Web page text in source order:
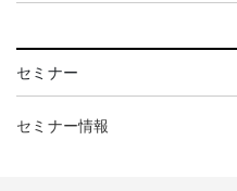
セミナー
セミナー情報